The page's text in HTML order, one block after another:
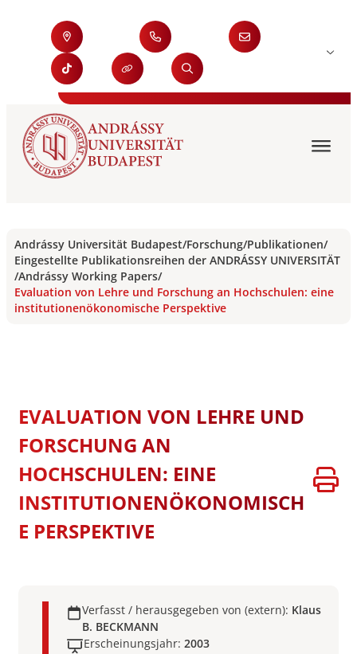
Andrássy Universität Budapest/Forschung/Publikationen/
Eingestellte Publikationsreihen der ANDRÁSSY UNIVERSITÄT
/Andrássy Working Papers/
Evaluation von Lehre und Forschung an Hochschulen: eine
institutionenökonomische Perspektive
EVALUATION VON LEHRE UND
FORSCHUNG AN
HOCHSCHULEN: EINE
INSTITUTIONENÖKONOMISCH
E PERSPEKTIVE
Verfasst / herausgegeben von (extern): Klaus
B. BECKMANN
Erscheinungsjahr: 2003